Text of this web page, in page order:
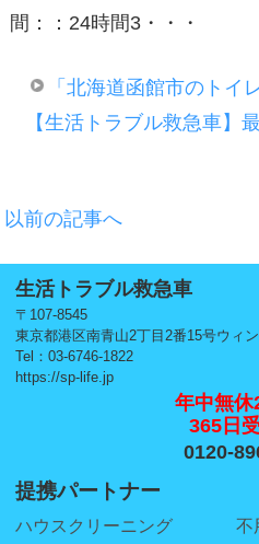
間：：24時間3・・・
「北海道函館市のトイ
【生活トラブル救急車】
以前の記事へ
生活トラブル救急車
〒107-8545
東京都港区南青山2丁目2番15号ウィ
Tel：03-6746-1822
https://sp-life.jp
年中無休
365日
0120-
提携パートナー
ハウスクリーニング 不